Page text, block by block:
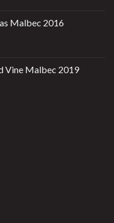
Malbec 2016
Vine Malbec 2019